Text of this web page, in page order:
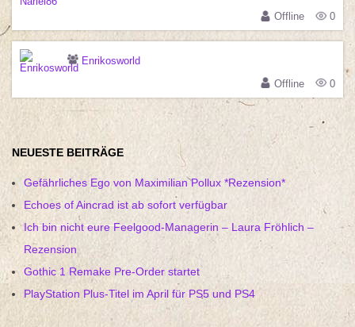
Offline
0
Enrikosworld
Offline
0
NEUESTE BEITRÄGE
Gefährliches Ego von Maximilian Pollux *Rezension*
Echoes of Aincrad ist ab sofort verfügbar
Ich bin nicht eure Feelgood-Managerin – Laura Fröhlich –
Rezension
Gothic 1 Remake Pre-Order startet
PlayStation Plus-Titel im April für PS5 und PS4